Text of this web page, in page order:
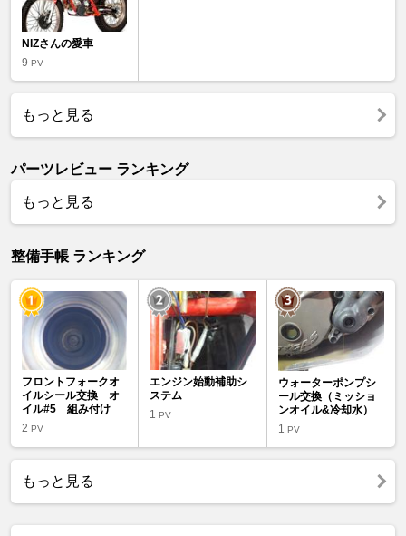
NIZさんの愛車
9 PV
もっと見る
パーツレビュー ランキング
もっと見る
整備手帳 ランキング
フロントフォークオ
イルシール交換 オ
イル#5 組み付け
2 PV
エンジン始動補助シ
ステム
1PV
ウォーターポンプシ
ール交換（ミッショ
ンオイル&冷却水）
1 PV
もっと見る